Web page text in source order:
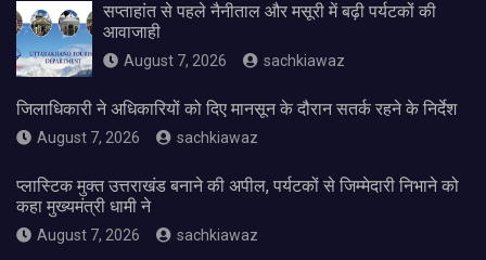
सप्ताहांत से पहले नैनीताल और मसूरी में बढ़ी पर्यटकों की
आवाजाही
August 7, 2026 sachkiawaz
जिलाधिकारी ने अधिकारियों को दिए मानसून के दौरान सतर्क रहने के निर्देश
August 7, 2026 sachkiawaz
प्लास्टिक मुक्त उत्तराखंड बनाने की अपील, पर्यटकों से जिम्मेदारी निभाने को
कहा मुख्यमंत्री धामी ने
August 7, 2026 sachkiawaz